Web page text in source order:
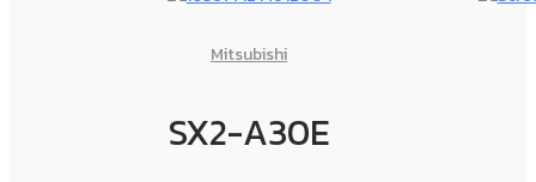
Mitsubishi
SX2-A30E